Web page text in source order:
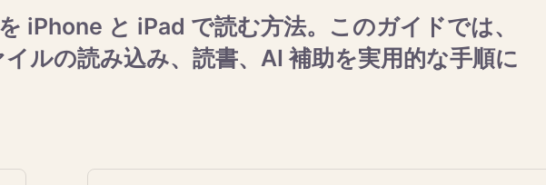
iPhone と iPad で読む方法。このガイドでは、
ルの読み込み、読書、AI 補助を実用的な手順に